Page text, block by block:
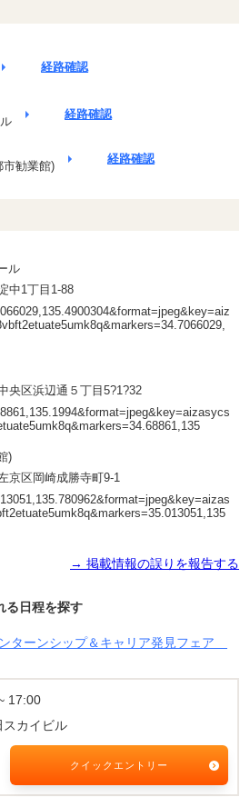
経路確認
経路確認
市勧業館)
経路確認
ル
中1丁目1-88
央区浜辺通５丁目5?1?32
)
京区岡崎成勝寺町9-1
→ 掲載情報の誤りを報告する
る日程を探す
ターンシップ＆キャリア発見フェア
17:00
スカイビル
クイックエントリー